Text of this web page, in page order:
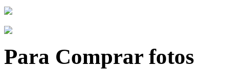
Para Comprar fotos